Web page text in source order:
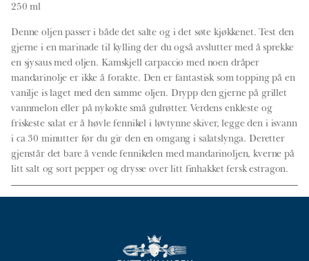
250 ml
Denne oljen passer i både det salte og i det søte kjøkkenet. Test den
gjerne i en marinade til kylling der du også avslutter med å sprekke
en sjysaus med oljen. Kamskjell carpaccio med noen dråper
mandarinolje er ikke å forakte. Den er fantastisk som topping på en
vanilje is laget med den samme oljen. Drypp den gjerne på grillet
vannmelon eller på nykokte små gulrøtter. Verdens enkleste og
friskeste salat er å høvle fennikel i løvtynne skiver, legge den i isvann
i ca 30 minutter før du gir den en omgang i salatslynga. Deretter
gjenstår det bare å vende fennikelen med mandarinoljen, kverne på
litt salt og sort pepper og drysse over litt finhakket fersk estragon.